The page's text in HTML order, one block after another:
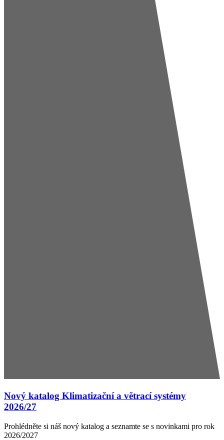
Nový katalog Klimatizační a větrací systémy
2026/27
Prohlédněte si náš nový katalog a seznamte se s novinkami pro rok
2026/2027